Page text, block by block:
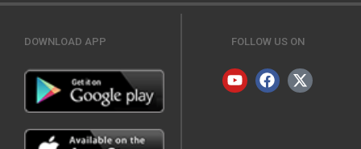
DOWNLOAD APP FOLLOW US ON